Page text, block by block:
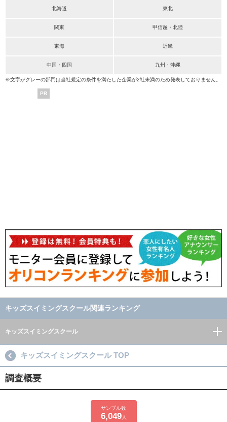
北海道 東北
関東 甲信越・北陸
東海 近畿
中国・四国 九州・沖縄
※文字がグレーの部門は当社規定の条件を満たした企業が2社未満のため発表しておりません。
PR
キッズスイミングスクール関連ランキング
キッズスイミングスクール
キッズスイミングスクール TOP
調査概要
サンプル数
6,049人